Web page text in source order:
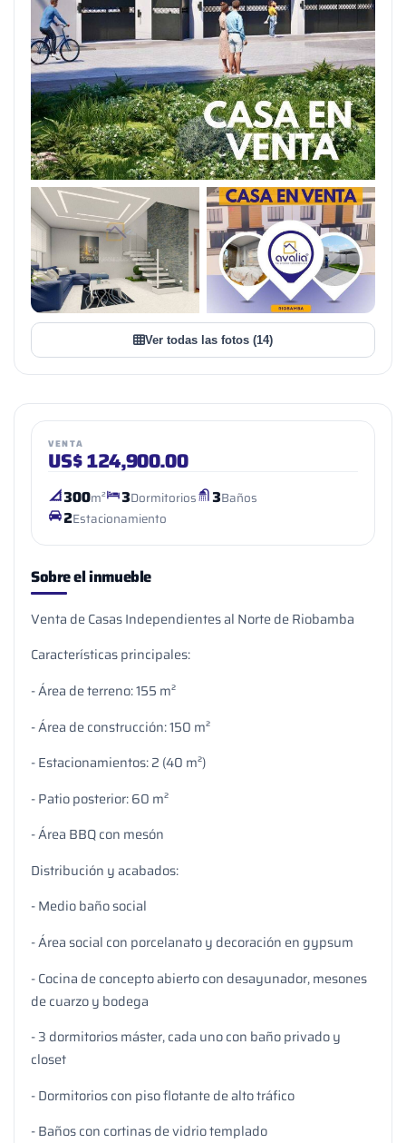
+11
VER TODAS LAS FOTOS
Ver todas las fotos (14)
VENTA
US$124,900.00
300m² 3Dormitorios 3Baños
2Estacionamiento
Sobre el inmueble
Venta de Casas Independientes al Norte de Riobamba
Características principales:
- Área de terreno: 155 m²
- Área de construcción: 150 m²
- Estacionamientos: 2 (40 m²)
- Patio posterior: 60 m²
- Área BBQ con mesón
Distribución y acabados:
- Medio baño social
- Área social con porcelanato y decoración en gypsum
- Cocina de concepto abierto con desayunador, mesones
de cuarzo y bodega
- 3 dormitorios máster, cada uno con baño privado y
closet
- Dormitorios con piso flotante de alto tráfico
- Baños con cortinas de vidrio templado